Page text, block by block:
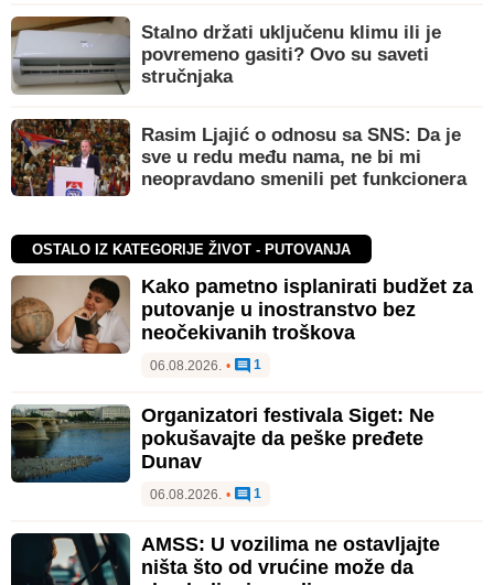
Stalno držati uključenu klimu ili je
povremeno gasiti? Ovo su saveti
stručnjaka
Rasim Ljajić o odnosu sa SNS: Da je
sve u redu među nama, ne bi mi
neopravdano smenili pet funkcionera
OSTALO IZ KATEGORIJE ŽIVOT - PUTOVANJA
Kako pametno isplanirati budžet za
putovanje u inostranstvo bez
neočekivanih troškova
06.08.2026. • 1
Organizatori festivala Siget: Ne
pokušavajte da peške pređete
Dunav
06.08.2026. • 1
AMSS: U vozilima ne ostavljajte
ništa što od vrućine može da